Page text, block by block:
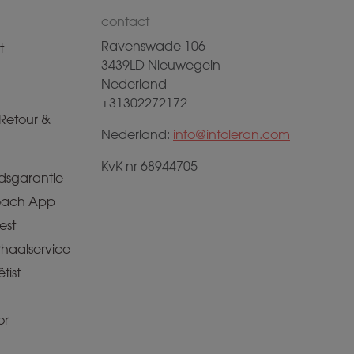
&
App
contact
Ravenswade 106
3439LD Nieuwegein
Nederland
+31302272172
Nederland: info@intoleran.com
KvK nr 68944705